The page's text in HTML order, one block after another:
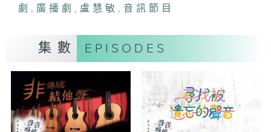
量，可以一直流傳在這個世上；兩位相識於
相約一同錄製節目，希望把她們的想法、興
趣與笑聲，傳送給更多人；兒童廣播劇創作
著孩子成長、學習，甚至面對傷心、恐懼等
不同的情緒。
這些故事沒有畫面，只有聲音。但正因為如
此，聽眾反而可能更能收獲一份不一樣的陪
劇 , 廣播劇 , 盧慧敏 , 音訊節目
集數 EPISODES